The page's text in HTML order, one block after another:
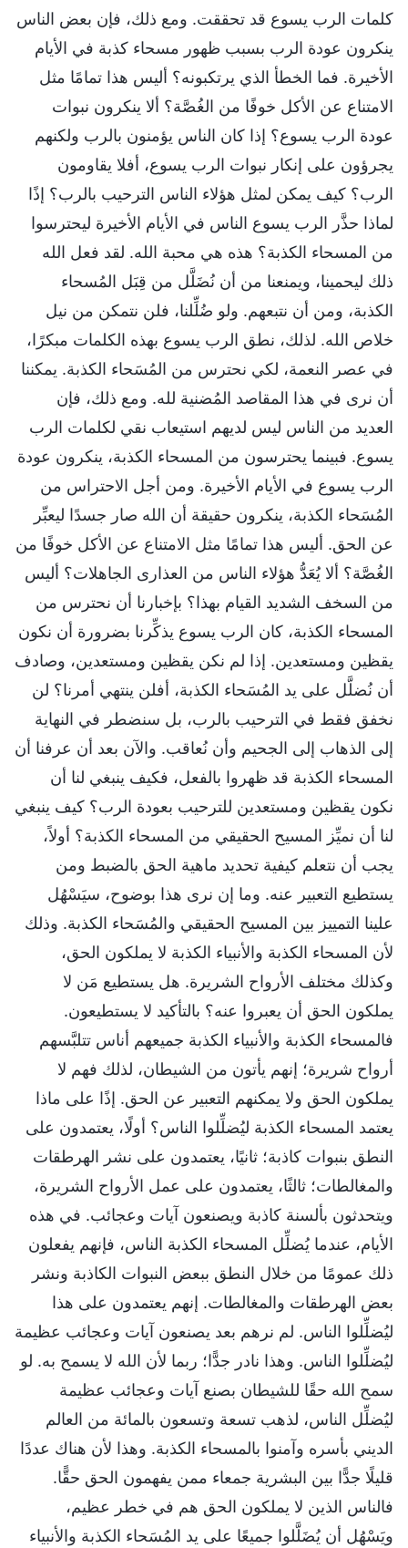
كلمات الرب يسوع قد تحققت. ومع ذلك، فإن بعض الناس
ينكرون عودة الرب بسبب ظهور مسحاء كذبة في الأيام
الأخيرة. فما الخطأ الذي يرتكبونه؟ أليس هذا تمامًا مثل
الامتناع عن الأكل خوفًا من الغُصَّة؟ ألا ينكرون نبوات
عودة الرب يسوع؟ إذا كان الناس يؤمنون بالرب ولكنهم
يجرؤون على إنكار نبوات الرب يسوع، أفلا يقاومون
الرب؟ كيف يمكن لمثل هؤلاء الناس الترحيب بالرب؟ إذًا
لماذا حذَّر الرب يسوع الناس في الأيام الأخيرة ليحترسوا
من المسحاء الكذبة؟ هذه هي محبة الله. لقد فعل الله
ذلك ليحمينا، ويمنعنا من أن نُضَلَّل من قِبَل المُسحاء
الكذبة، ومن أن نتبعهم. ولو ضُلِّلنا، فلن نتمكن من نيل
خلاص الله. لذلك، نطق الرب يسوع بهذه الكلمات مبكرًا،
في عصر النعمة، لكي نحترس من المُسَحاء الكذبة. يمكننا
أن نرى في هذا المقاصد المُضنية لله. ومع ذلك، فإن
العديد من الناس ليس لديهم استيعاب نقي لكلمات الرب
يسوع. فبينما يحترسون من المسحاء الكذبة، ينكرون عودة
الرب يسوع في الأيام الأخيرة. ومن أجل الاحتراس من
المُسَحاء الكذبة، ينكرون حقيقة أن الله صار جسدًا ليعبِّر
عن الحق. أليس هذا تمامًا مثل الامتناع عن الأكل خوفًا من
الغُصَّة؟ ألا يُعَدُّ هؤلاء الناس من العذارى الجاهلات؟ أليس
من السخف الشديد القيام بهذا؟ بإخبارنا أن نحترس من
المسحاء الكذبة، كان الرب يسوع يذكِّرنا بضرورة أن نكون
يقظين ومستعدين. إذا لم نكن يقظين ومستعدين، وصادف
أن نُضلَّل على يد المُسَحاء الكذبة، أفلن ينتهي أمرنا؟ لن
نخفق فقط في الترحيب بالرب، بل سنضطر في النهاية
إلى الذهاب إلى الجحيم وأن نُعاقب. والآن بعد أن عرفنا أن
المسحاء الكذبة قد ظهروا بالفعل، فكيف ينبغي لنا أن
نكون يقظين ومستعدين للترحيب بعودة الرب؟ كيف ينبغي
لنا أن نميِّز المسيح الحقيقي من المسحاء الكذبة؟ أولاً،
يجب أن نتعلم كيفية تحديد ماهية الحق بالضبط ومن
يستطيع التعبير عنه. وما إن نرى هذا بوضوح، سيَسْهُل
علينا التمييز بين المسيح الحقيقي والمُسَحاء الكذبة. وذلك
لأن المسحاء الكذبة والأنبياء الكذبة لا يملكون الحق،
وكذلك مختلف الأرواح الشريرة. هل يستطيع مَن لا
يملكون الحق أن يعبروا عنه؟ بالتأكيد لا يستطيعون.
فالمسحاء الكذبة والأنبياء الكذبة جميعهم أناس تتلبَّسهم
أرواح شريرة؛ إنهم يأتون من الشيطان، لذلك فهم لا
يملكون الحق ولا يمكنهم التعبير عن الحق. إذًا على ماذا
يعتمد المسحاء الكذبة ليُضلِّلوا الناس؟ أولًا، يعتمدون على
النطق بنبوات كاذبة؛ ثانيًا، يعتمدون على نشر الهرطقات
والمغالطات؛ ثالثًا، يعتمدون على عمل الأرواح الشريرة،
ويتحدثون بألسنة كاذبة ويصنعون آيات وعجائب. في هذه
الأيام، عندما يُضلِّل المسحاء الكذبة الناس، فإنهم يفعلون
ذلك عمومًا من خلال النطق ببعض النبوات الكاذبة ونشر
بعض الهرطقات والمغالطات. إنهم يعتمدون على هذا
ليُضلِّلوا الناس. لم نرهم بعد يصنعون آيات وعجائب عظيمة
ليُضلِّلوا الناس. وهذا نادر جدًّا؛ ربما لأن الله لا يسمح به. لو
سمح الله حقًا للشيطان بصنع آيات وعجائب عظيمة
ليُضلِّل الناس، لذهب تسعة وتسعون بالمائة من العالم
الديني بأسره وآمنوا بالمسحاء الكذبة. وهذا لأن هناك عددًا
قليلًا جدًّا بين البشرية جمعاء ممن يفهمون الحق حقًّا.
فالناس الذين لا يملكون الحق هم في خطر عظيم،
ويَسْهُل أن يُضَلَّلوا جميعًا على يد المُسَحاء الكذبة والأنبياء